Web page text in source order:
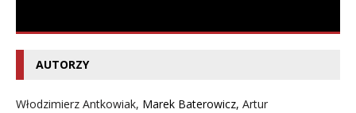
AUTORZY
Włodzimierz Antkowiak, Marek Baterowicz, Artur